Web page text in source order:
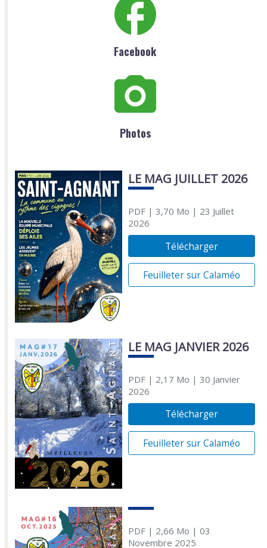
Facebook
Photos
LE MAG JUILLET 2026
PDF| 3,70 Mo | 23 Juillet
2026
Télécharger
Feuilleter sur Calaméo
LE MAG JANVIER 2026
PDF| 2,17 Mo | 30 Janvier
2026
Télécharger
Feuilleter sur Calaméo
PDF| 2,66 Mo | 03
Novembre 2025